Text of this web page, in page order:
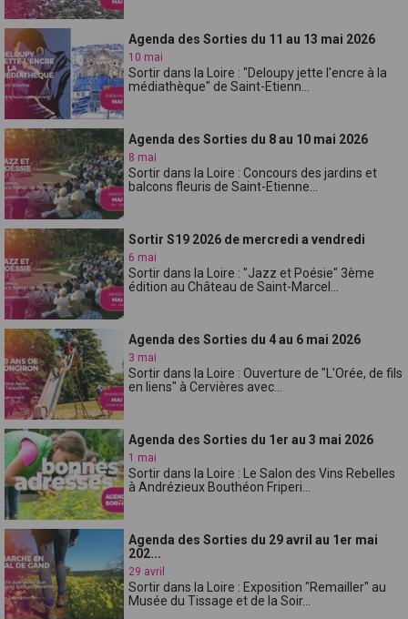
Agenda des Sorties du 11 au 13 mai 2026
10 mai
Sortir dans la Loire : "Deloupy jette l'encre à la
médiathèque" de Saint-Etienn...
Agenda des Sorties du 8 au 10 mai 2026
8 mai
Sortir dans la Loire : Concours des jardins et
balcons fleuris de Saint-Etienne...
Sortir S19 2026 de mercredi a vendredi
6 mai
Sortir dans la Loire : "Jazz et Poésie" 3ème
édition au Château de Saint-Marcel...
Agenda des Sorties du 4 au 6 mai 2026
3 mai
Sortir dans la Loire : Ouverture de "L'Orée, de fils
en liens" à Cervières avec...
Agenda des Sorties du 1er au 3 mai 2026
1 mai
Sortir dans la Loire : Le Salon des Vins Rebelles
à Andrézieux Bouthéon Friperi...
Agenda des Sorties du 29 avril au 1er mai
202...
29 avril
Sortir dans la Loire : Exposition "Remailler" au
Musée du Tissage et de la Soir...